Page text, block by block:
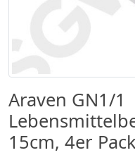
Araven GN1/1
15cm, 4er